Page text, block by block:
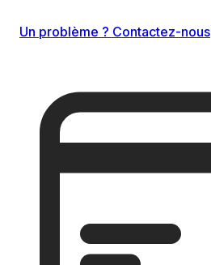
Un problème ? Contactez-nous